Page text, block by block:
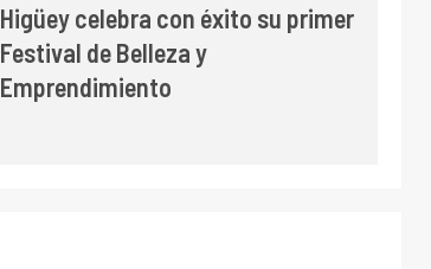
Higüey celebra con éxito su primer
Festival de Belleza y
Emprendimiento